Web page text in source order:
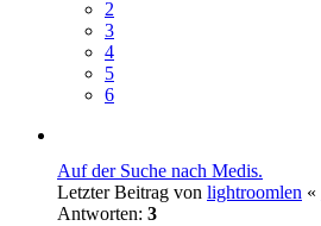
2
3
4
5
6
Auf der Suche nach Medis.
Letzter Beitrag von lightroomlen «
Antworten: 3